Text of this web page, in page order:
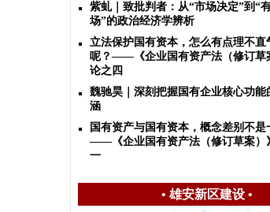
紫虬｜致批判者：从“市场决定”到“
场”的政治经济学辨析
立法保护国有资本，怎么有点理不直
呢？——《企业国有资产法（修订草
论之四
魏驰昊｜深刻把握国有企业核心功能
涵
国有资产与国有资本，概念差别不是
——《企业国有资产法（修订草案）
一
• 雄安新区建设•